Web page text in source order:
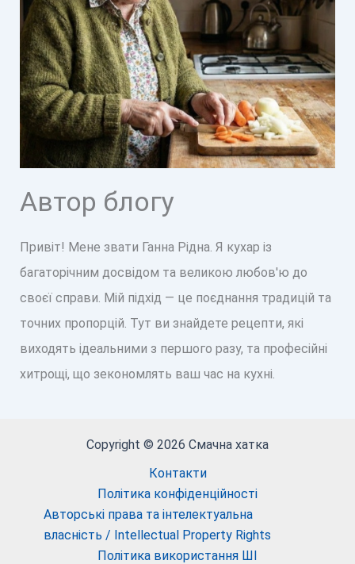
Автор блогу
Привіт! Мене звати Ганна Рідна. Я кухар із
багаторічним досвідом та великою любов'ю до
своєї справи. Мій підхід — це поєднання традицій та
точних пропорцій. Тут ви знайдете рецепти, які
виходять ідеальними з першого разу, та професійні
хитрощі, що зекономлять ваш час на кухні.
Copyright © 2026 Смачна хатка
Контакти
Політика конфіденційності
Авторські права та інтелектуальна
власність / Intellectual Property Rights
Політика використання ШІ